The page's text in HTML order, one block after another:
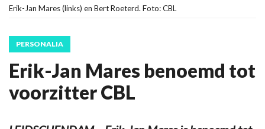
Erik-Jan Mares (links) en Bert Roeterd. Foto: CBL
PERSONALIA
Erik-Jan Mares benoemd tot
voorzitter CBL